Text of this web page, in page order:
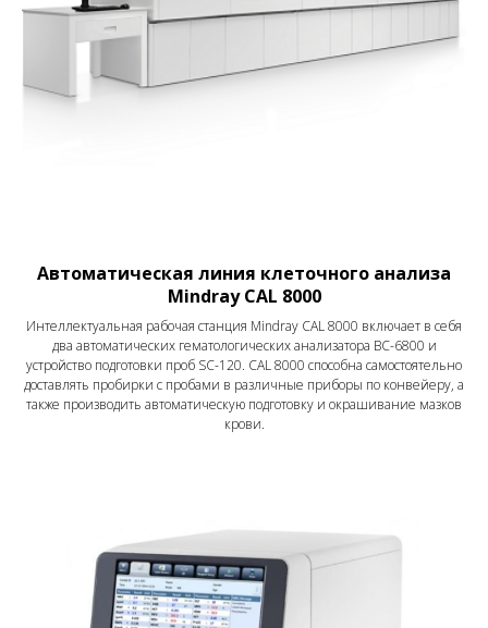
Автоматическая линия клеточного анализа
Mindray CAL 8000
Интеллектуальная рабочая станция Mindray CAL 8000 включает в себя
два автоматических гематологических анализатора BC-6800 и
устройство подготовки проб SC-120. CAL 8000 способна самостоятельно
доставлять пробирки с пробами в различные приборы по конвейеру, а
также производить автоматическую подготовку и окрашивание мазков
крови.